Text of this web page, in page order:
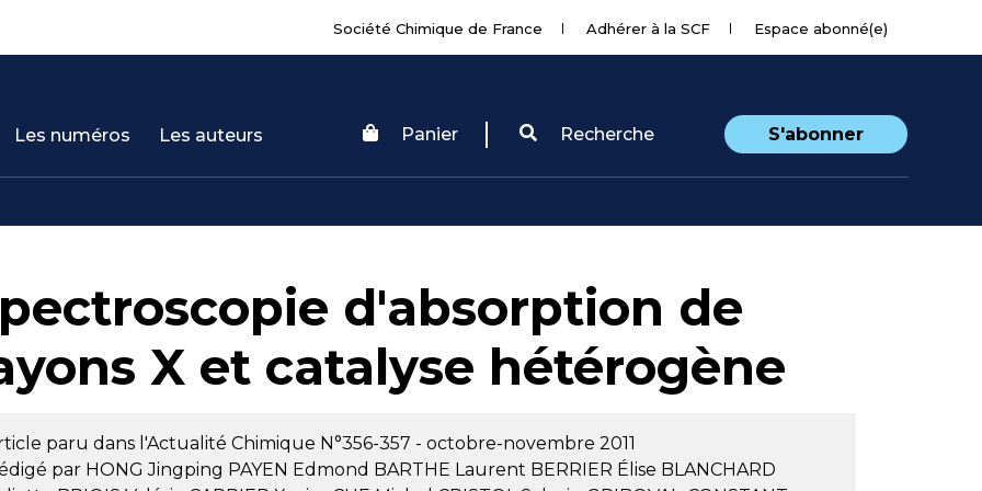
Société Chimique de France Adhérer à la SCF Espace abonné(e)
Les numéros Les auteurs Panier Recherche S'abonner
d'absorption de
X et catalyse hétérogène
paru dans l'Actualité Chimique N°356-357 - octobre-novembre 2011
par HONG Jingping PAYEN Edmond BARTHE Laurent BERRIER Élise BLANCHARD